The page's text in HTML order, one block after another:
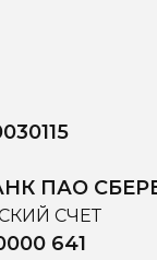
ПАО
СЧЕТ
641